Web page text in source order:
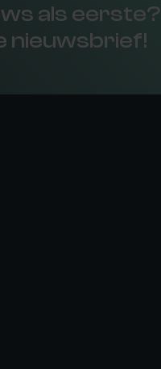
als eerste?
nieuwsbrief!